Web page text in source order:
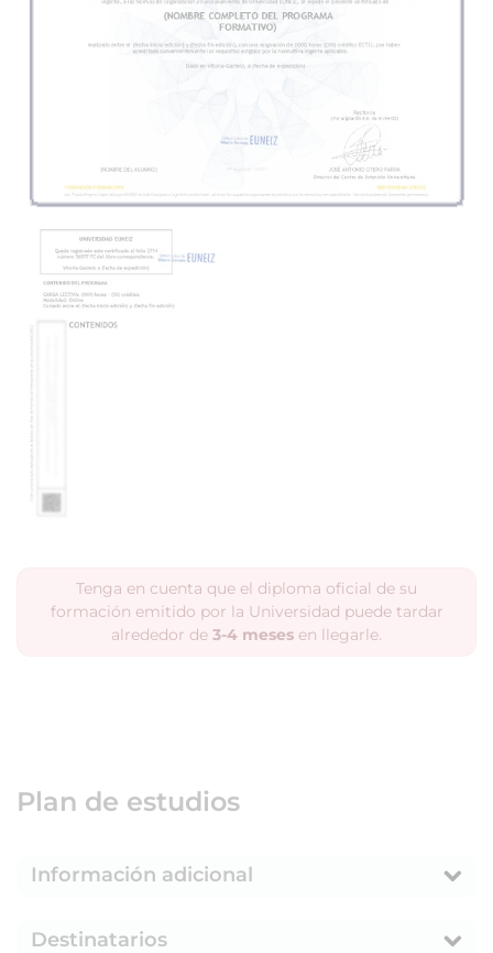
Tenga en cuenta que el diploma oficial de su
formación emitido por la Universidad puede tardar
alrededor de 3-4 meses en llegarle.
Plan de estudios
Información adicional
Destinatarios